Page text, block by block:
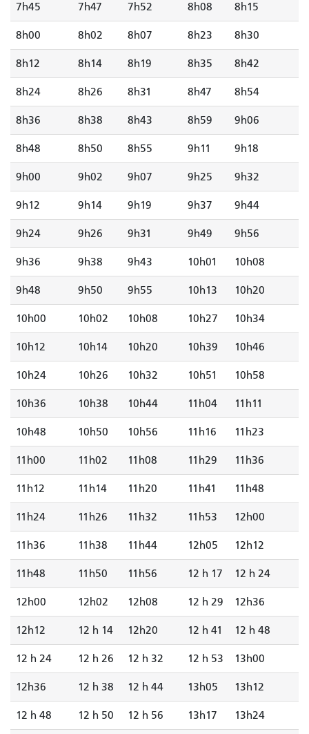
7h45 7h47 7h52 8h08 8h15
8h00 8h02 8h07 8h23 8h30
8h12 8h14 8h19 8h35 8h42
8h24 8h26 8h31 8h47 8h54
8h36 8h38 8h43 8h59 9h06
8h48 8h50 8h55 9h11 9h18
9h00 9h02 9h07 9h25 9h32
9h12 9h14 9h19 9h37 9h44
9h24 9h26 9h31 9h49 9h56
9h36 9h38 9h43 10h01 10h08
9h48 9h50 9h55 10h13 10h20
10h00 10h02 10h08 10h27 10h34
10h12 10h14 10h20 10h39 10h46
10h24 10h26 10h32 10h51 10h58
10h36 10h38 10h44 11h04 11h11
10h48 10h50 10h56 11h16 11h23
11h00 11h02 11h08 11h29 11h36
11h12 11h14 11h20 11h41 11h48
11h24 11h26 11h32 11h53 12h00
11h36 11h38 11h44 12h05 12h12
11h48 11h50 11h56 12 h 17 12 h 24
12h00 12h02 12h08 12 h 29 12h36
12h12 12 h 14 12h20 12 h 41 12 h 48
12 h 24 12 h 26 12 h 32 12 h 53 13h00
12h36 12 h 38 12 h 44 13h05 13h12
12 h 48 12 h 50 12 h 56 13h17 13h24